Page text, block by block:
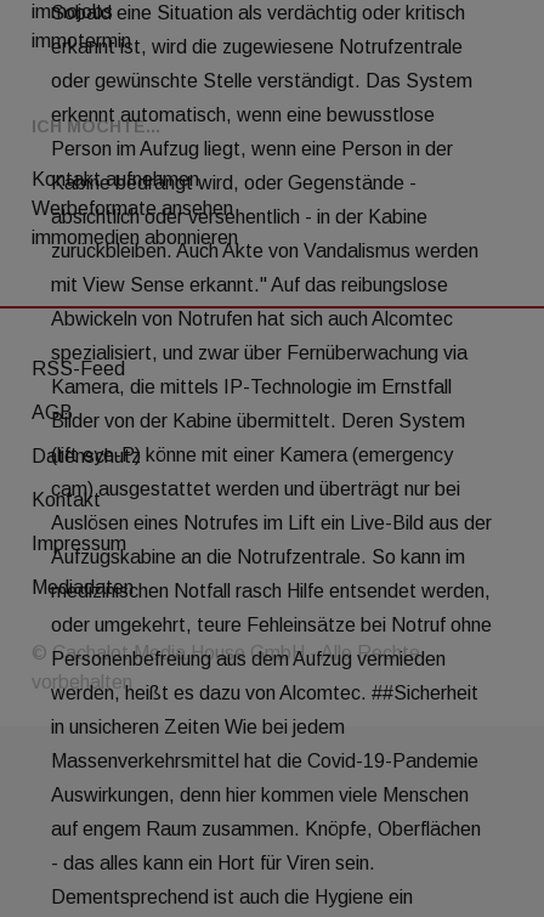
immojobs
immotermin
ICH MÖCHTE...
Kontakt aufnehmen
Werbeformate ansehen
immomedien abonnieren
© Cachalot Media House GmbH - Alle Rechte
vorbehalten
RSS-Feed
AGB
Datenschutz
Kontakt
Impressum
Mediadaten